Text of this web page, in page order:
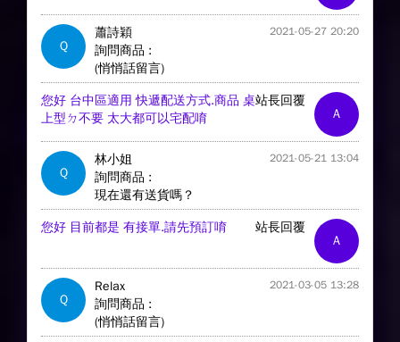
Q
蕭詩穎 2021-05-27 20:20
詢問商品 :
(悄悄話留言)
A
站長回覆
您好 台中區適用 快遞配送方式.商品 桌
上型ㄉ不要 太大都可以宅配唷
Q
林小姐 2021-05-21 13:04
詢問商品 :
現在還有送貨嗎？
A
站長回覆
您好 目前都是 有接單.請先預訂唷
Q
Relax 2021-03-05 13:28
詢問商品 :
(悄悄話留言)